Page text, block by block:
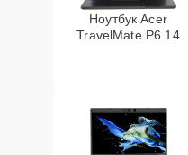
Ноутбук Acer
TravelMate P6 14